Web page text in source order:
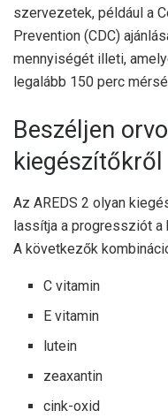
szervezetek, például a
Prevention (CDC)
mennyiségét illeti,
legalább 150 perc
Beszéljen
kiegészítőkről
Az AREDS 2 olyan
lassítja a progressziót a
A következők
C vitamin
E vitamin
lutein
zeaxantin
cink-oxid